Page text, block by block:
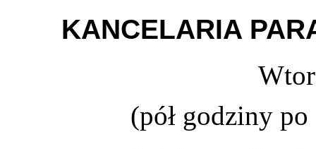
KANCELARIA
(pół godziny